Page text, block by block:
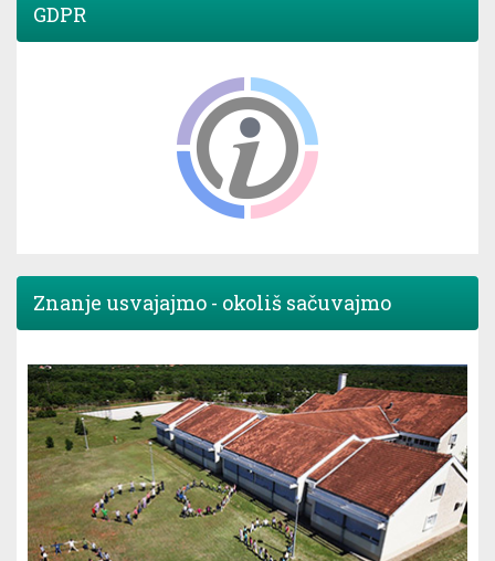
GDPR
Znanje usvajajmo - okoliš sačuvajmo